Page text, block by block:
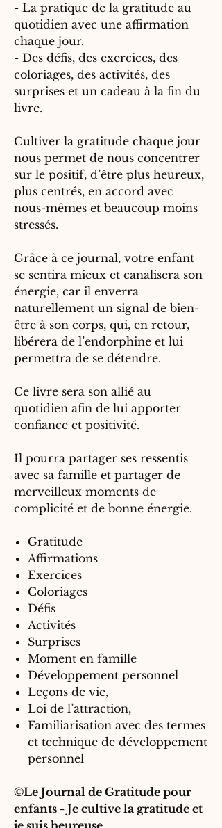
- La pratique de la gratitude au
quotidien avec une affirmation
chaque jour.
- Des défis, des exercices, des
coloriages, des activités, des
surprises et un cadeau à la fin du
livre.
Cultiver la gratitude chaque jour
nous permet de nous concentrer
sur le positif, d’être plus heureux,
plus centrés, en accord avec
nous-mêmes et beaucoup moins
stressés.
Grâce à ce journal, votre enfant
se sentira mieux et canalisera son
énergie, car il enverra
naturellement un signal de bien-
être à son corps, qui, en retour,
libérera de l’endorphine et lui
permettra de se détendre.
Ce livre sera son allié au
quotidien afin de lui apporter
confiance et positivité.
Il pourra partager ses ressentis
avec sa famille et partager de
merveilleux moments de
complicité et de bonne énergie.
Gratitude
Affirmations
Exercices
Coloriages
Défis
Activités
Surprises
Moment en famille
Développement personnel
Leçons de vie,
Loi de l’attraction,
Familiarisation avec des termes
et technique de développement
personnel
©Le Journal de Gratitude pour
enfants - Je cultive la gratitude et